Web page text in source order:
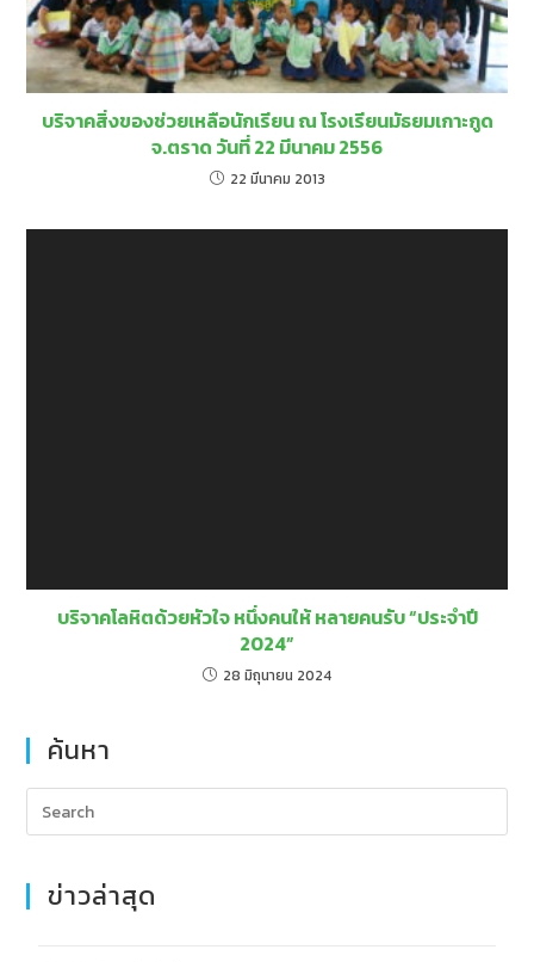
บริจาคสิ่งของช่วยเหลือนักเรียน ณ โรงเรียนมัธยมเกาะกูด
จ.ตราด วันที่ 22 มีนาคม 2556
22 มีนาคม 2013
บริจาคโลหิตด้วยหัวใจ หนึ่งคนให้ หลายคนรับ “ประจำปี
2024”
28 มิถุนายน 2024
ค้นหา
ข่าวล่าสุด